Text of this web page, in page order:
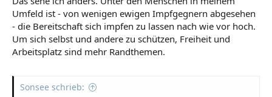
Umfeld ist - von wenigen ewigen Impfgegnern abgesehen
- die Bereitschaft sich impfen zu lassen nach wie vor hoch.
Um sich selbst und andere zu schützen, Freiheit und
Arbeitsplatz sind mehr Randthemen.
Sonsee schrieb: